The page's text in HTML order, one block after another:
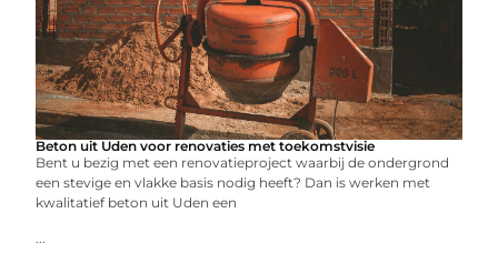
Beton uit Uden voor renovaties met toekomstvisie
Bent u bezig met een renovatieproject waarbij de ondergrond
een stevige en vlakke basis nodig heeft? Dan is werken met
kwalitatief beton uit Uden een
...